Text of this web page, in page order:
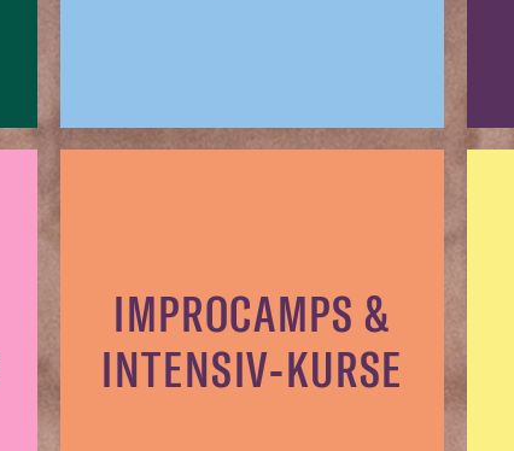
IMPROCAMPS &
INTENSIV-KURSE